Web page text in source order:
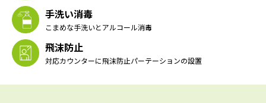
手洗い消毒
こまめな手洗いとアルコール消毒
飛沫防止
対応カウンターに飛沫防止パーテーションの設置